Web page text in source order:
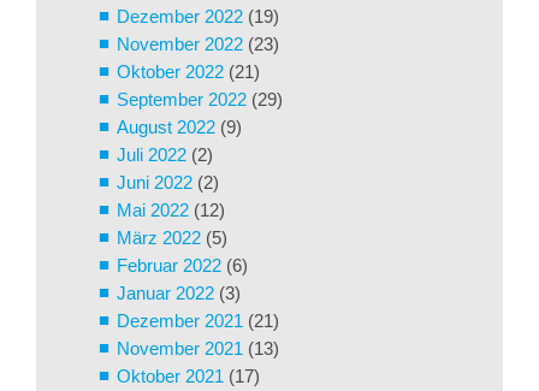
Dezember 2022 (19)
November 2022 (23)
Oktober 2022 (21)
September 2022 (29)
August 2022 (9)
Juli 2022 (2)
Juni 2022 (2)
Mai 2022 (12)
März 2022 (5)
Februar 2022 (6)
Januar 2022 (3)
Dezember 2021 (21)
November 2021 (13)
Oktober 2021 (17)